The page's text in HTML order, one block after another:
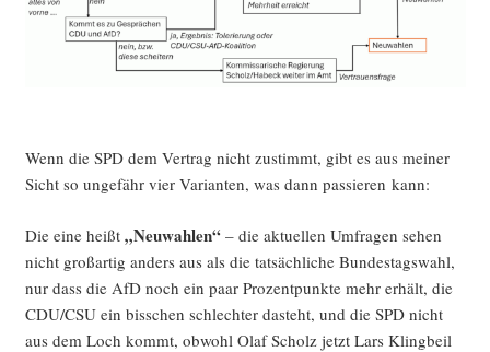
Wenn die SPD dem Ver­trag nicht zustimmt, gibt es aus mei­ner
Sicht so unge­fähr vier Vari­an­ten, was dann pas­sie­ren kann:
Die eine heißt „Neu­wah­len“– die aktu­el­len Umfra­gen sehen
nicht groß­ar­tig anders aus als die tat­säch­li­che Bun­des­tags­wahl,
nur dass die AfD noch ein paar Pro­zent­punk­te mehr erhält, die
CDU/CSU ein biss­chen schlech­ter dasteht, und die SPD nicht
aus dem Loch kommt, obwohl Olaf Scholz jetzt Lars Kling­beil